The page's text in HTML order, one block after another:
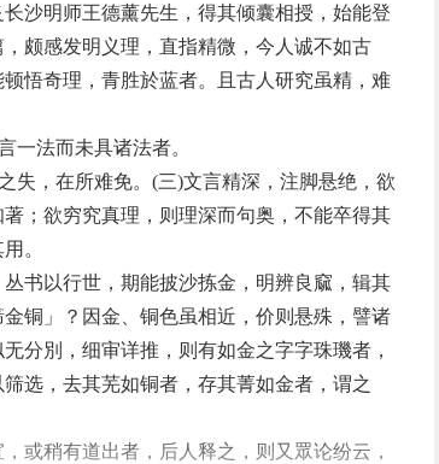
沙明师王德薰先生，得其倾囊相授，始能登
颇感发明义理，直指精微，今人诚不如古
悟奇理，青胜於蓝者。且古人研究虽精，难
一法而未具诸法者。
失，在所难免。(三)文言精深，注脚悬绝，欲
；欲穷究真理，则理深而句奥，不能卒得其
。
书以行世，期能披沙拣金，明辨良窳，辑其
铜」？因金、铜色虽相近，价则悬殊，譬诸
分別，细审详推，则有如金之字字珠璣者，
选，去其芜如铜者，存其菁如金者，谓之
或稍有道出者，后人释之，则又眾论纷云，